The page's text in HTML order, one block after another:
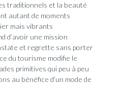
traditionnels et la beauté
autant de moments
mais vibrants
d’avoir une mission
et regrette sans porter
du tourisme modifie le
primitives qui peu à peu
au bénéfice d’un mode de